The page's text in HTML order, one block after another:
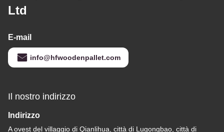
Ltd
E-mail
info@hfwoodenpallet.com
Il nostro indirizzo
Indirizzo
A ovest del villaggio di Qianlihua, città di Lugongbao, città di